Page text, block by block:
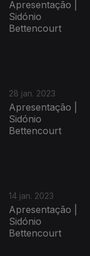
Apresentação |
Sidónio
Bettencourt
28 jan. 2023
Apresentação |
Sidónio
Bettencourt
14 jan. 2023
Apresentação |
Sidónio
Bettencourt